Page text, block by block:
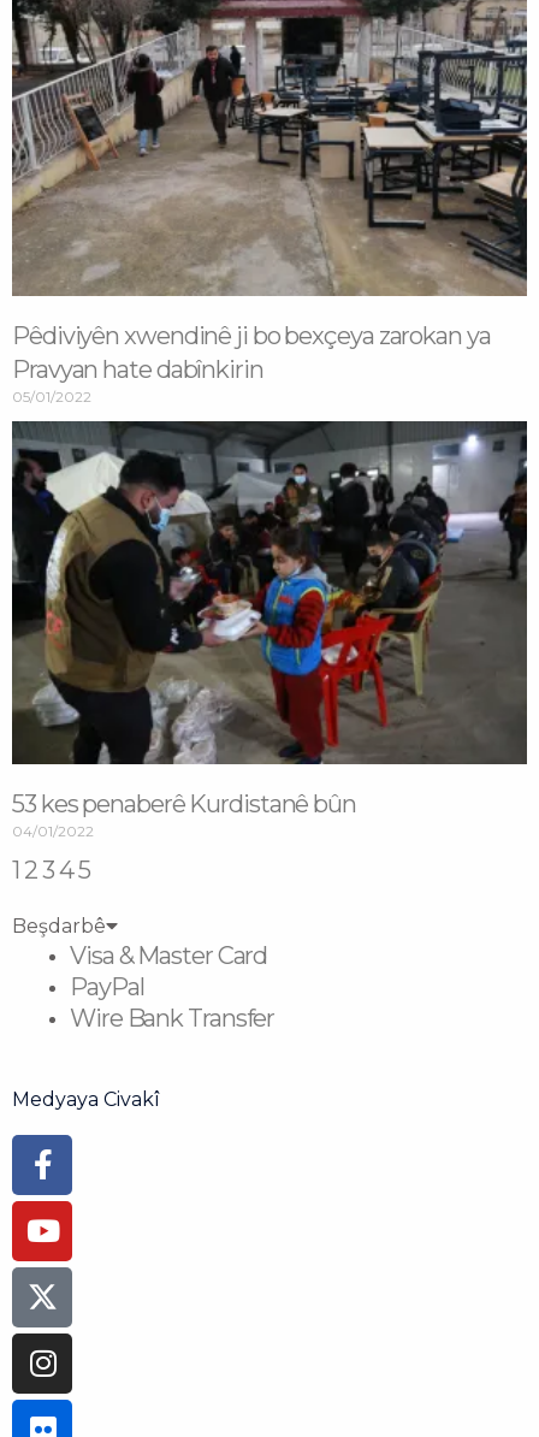
Pêdiviyên xwendinê ji bo bexçeya zarokan ya
Pravyan hate dabînkirin
05/01/2022
53 kes penaberê Kurdistanê bûn
04/01/2022
1 2345
Beşdarbê
Visa & Master Card
PayPal
Wire Bank Transfer
Medyaya Civakî
Facebook-
f
Youtube
Instagram
Flickr
Tiktok